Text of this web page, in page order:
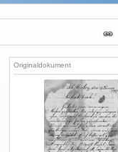
Originaldokument